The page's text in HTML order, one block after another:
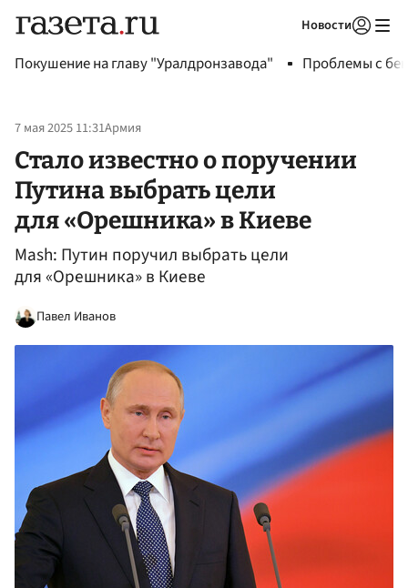
Новости
Покушение на главу "Уралдронзавода" Проблемы с
7 мая 2025 11:31Армия
Стало известно о поручении
Путина выбрать цели
для «Орешника» в Киеве
Mash: Путин поручил выбрать цели
для «Орешника» в Киеве
Павел Иванов